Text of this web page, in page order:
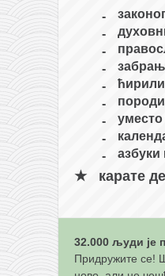
уместо
азбуки
карате
32.000 људи је
Придружите се!